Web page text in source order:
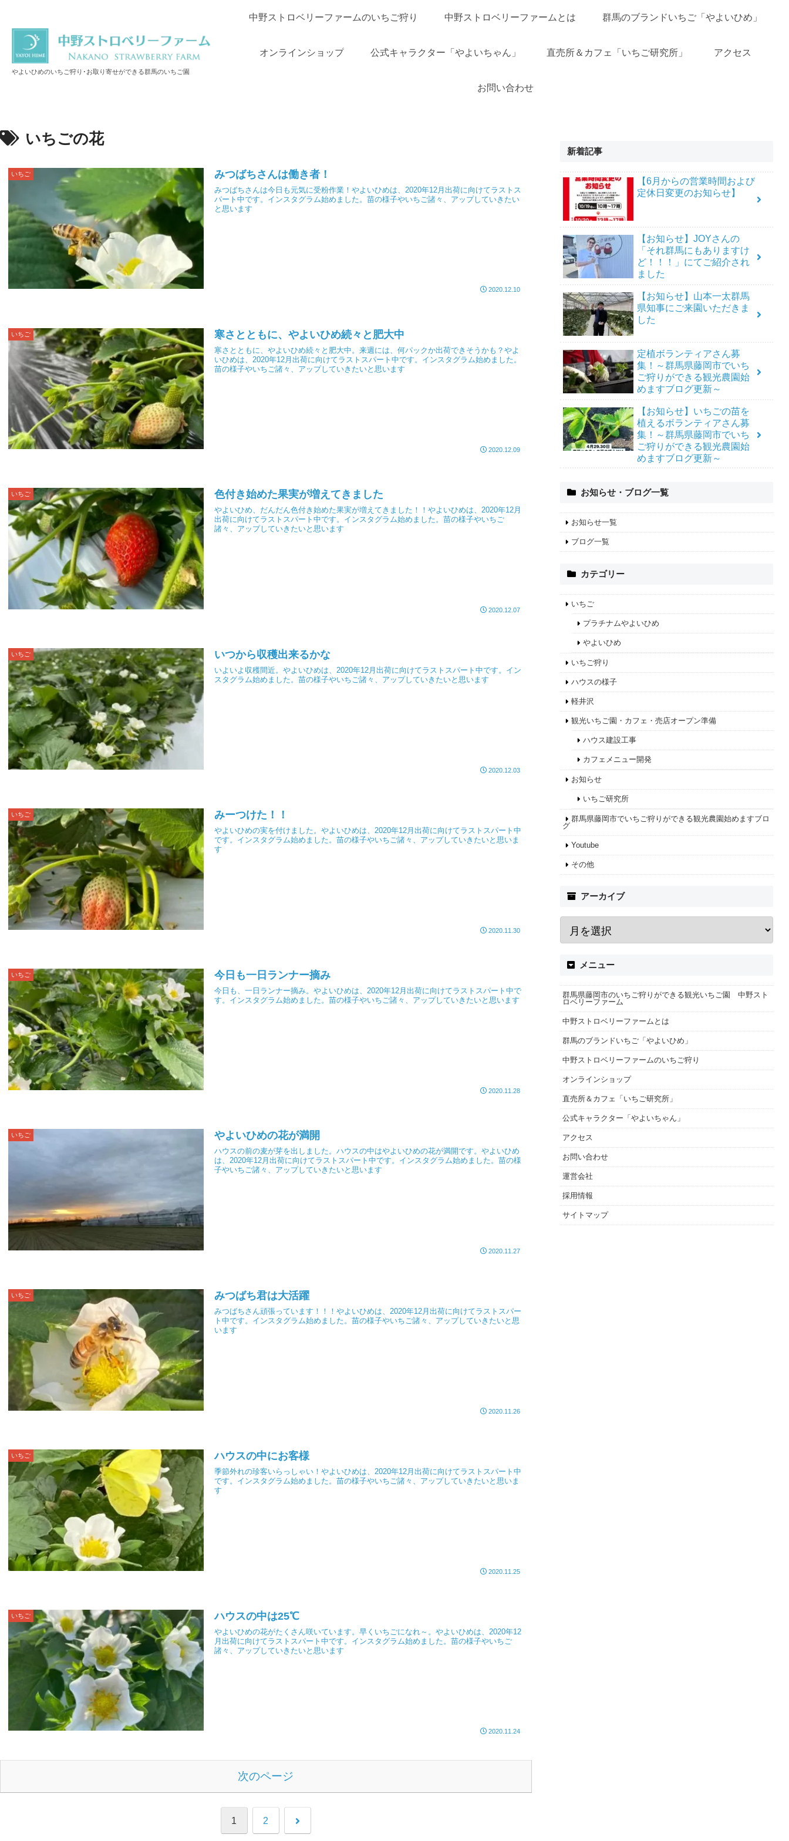
やよいひめのいちご狩り･お取り寄せができる群馬のいちご園
中野ストロベリーファームのいちご狩り 中野ストロベリーファームとは 群馬のブランドいちご「やよいひめ」
オンラインショップ 公式キャラクター「やよいちゃん」 直売所＆カフェ「いちご研究所」 アクセス
お問い合わせ
いちごの花
いちご みつばちさんは働き者！
みつばちさんは今日も元気に受粉作業！やよいひめは、2020年12月出荷に向けてラストス
パート中です。インスタグラム始めました。苗の様子やいちご諸々、アップしていきたい
と思います
2020.12.10
いちご 寒さとともに、やよいひめ続々と肥大中
寒さとともに、やよいひめ続々と肥大中。来週には、何パックか出荷できそうかも？やよ
いひめは、2020年12月出荷に向けてラストスパート中です。インスタグラム始めました。
苗の様子やいちご諸々、アップしていきたいと思います
2020.12.09
いちご 色付き始めた果実が増えてきました
やよいひめ、だんだん色付き始めた果実が増えてきました！！やよいひめは、2020年12月
出荷に向けてラストスパート中です。インスタグラム始めました。苗の様子やいちご
諸々、アップしていきたいと思います
2020.12.07
いちご いつから収穫出来るかな
いよいよ収穫間近。やよいひめは、2020年12月出荷に向けてラストスパート中です。イン
スタグラム始めました。苗の様子やいちご諸々、アップしていきたいと思います
2020.12.03
いちご みーつけた！！
やよいひめの実を付けました。やよいひめは、2020年12月出荷に向けてラストスパート中
です。インスタグラム始めました。苗の様子やいちご諸々、アップしていきたいと思いま
す
2020.11.30
いちご 今日も一日ランナー摘み
今日も、一日ランナー摘み。やよいひめは、2020年12月出荷に向けてラストスパート中で
す。インスタグラム始めました。苗の様子やいちご諸々、アップしていきたいと思います
2020.11.28
いちご やよいひめの花が満開
ハウスの前の麦が芽を出しました。ハウスの中はやよいひめの花が満開です。やよいひめ
は、2020年12月出荷に向けてラストスパート中です。インスタグラム始めました。苗の様
子やいちご諸々、アップしていきたいと思います
2020.11.27
いちご みつばち君は大活躍
みつばちさん頑張っています！！！やよいひめは、2020年12月出荷に向けてラストスパー
ト中です。インスタグラム始めました。苗の様子やいちご諸々、アップしていきたいと思
います
2020.11.26
いちご ハウスの中にお客様
季節外れの珍客いらっしゃい！やよいひめは、2020年12月出荷に向けてラストスパート中
です。インスタグラム始めました。苗の様子やいちご諸々、アップしていきたいと思いま
す
2020.11.25
いちご ハウスの中は25℃
やよいひめの花がたくさん咲いています。早くいちごになれ～。やよいひめは、2020年12
月出荷に向けてラストスパート中です。インスタグラム始めました。苗の様子やいちご
諸々、アップしていきたいと思います
2020.11.24
次のページ
1 2
新着記事
【6月からの営業時間および
定休日変更のお知らせ】
【お知らせ】JOYさんの
「それ群馬にもありますけ
ど！！！」にてご紹介され
ました
【お知らせ】山本一太群馬
県知事にご来園いただきま
した
定植ボランティアさん募
集！～群馬県藤岡市でいち
ご狩りができる観光農園始
めますブログ更新～
【お知らせ】いちごの苗を
植えるボランティアさん募
集！～群馬県藤岡市でいち
ご狩りができる観光農園始
めますブログ更新～
お知らせ・ブログ一覧
お知らせ一覧
ブログ一覧
カテゴリー
いちご
プラチナムやよいひめ
やよいひめ
いちご狩り
ハウスの様子
軽井沢
観光いちご園・カフェ・売店オープン準備
ハウス建設工事
カフェメニュー開発
お知らせ
いちご研究所
群馬県藤岡市でいちご狩りができる観光農園始めますブロ
グ
Youtube
その他
アーカイブ
メニュー
群馬県藤岡市のいちご狩りができる観光いちご園 中野スト
ロベリーファーム
中野ストロベリーファームとは
群馬のブランドいちご「やよいひめ」
中野ストロベリーファームのいちご狩り
オンラインショップ
直売所＆カフェ「いちご研究所」
公式キャラクター「やよいちゃん」
アクセス
お問い合わせ
運営会社
採用情報
サイトマップ